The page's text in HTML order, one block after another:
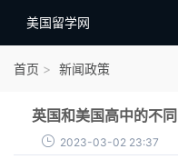
美国留学网
首页 新闻政策
英国和美国高中的不同
2023-03-02 23:37